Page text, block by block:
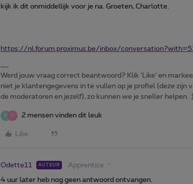
kijk ik dit onmiddellijk voor je na. Groeten, Charlotte.
https://nl.forum.proximus.be/inbox/
Werd jouw vraag correct beantwoord? Klik ‘Like’ en
niet je klantengegevens in te vullen op je profiel (deze zijn
de moderatoren en jezelf), zo kunnen we je sneller helpen. :)
W O 2 mensen vinden dit leuk
Like
Odette11 AUTEUR Apprentice
4 uur later heb nog geen antwoord ontvangen.